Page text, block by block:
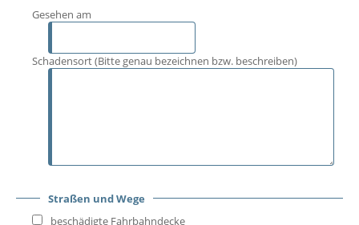
Gesehen am
Schadensort (Bitte genau bezeichnen bzw. beschreiben)
Straßen und Wege
beschädigte Fahrbahndecke